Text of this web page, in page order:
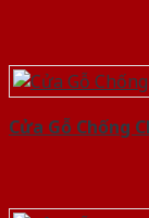
Cửa Gỗ Chống